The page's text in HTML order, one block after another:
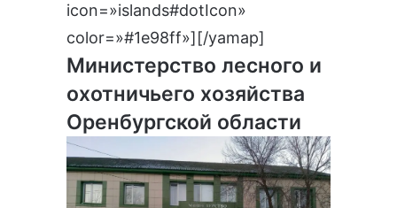
icon=»islands#dotIcon»
color=»#1e98ff»][/yamap]
Министерство лесного и
охотничьего хозяйства
Оренбургской области